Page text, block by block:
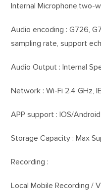
Internal Microphone,two-
Audio encoding : G726,
sampling rate, support
Audio Output : Internal
Network : Wi-Fi 2.4 GHz,
APP support : IOS/Android
Storage Capacity : Max
Recording :
Local Mobile Recording /